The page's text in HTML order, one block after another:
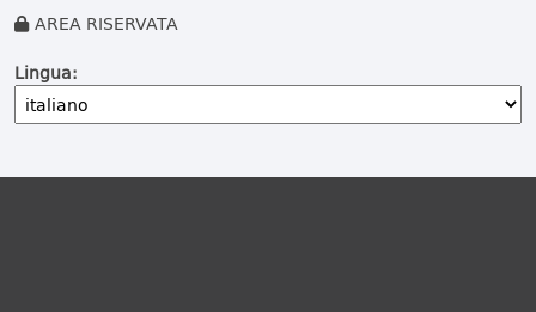
AREA RISERVATA
Lingua